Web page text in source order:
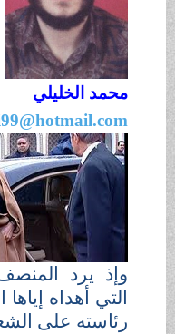
المنصف
إياها الحكام
على الشعب